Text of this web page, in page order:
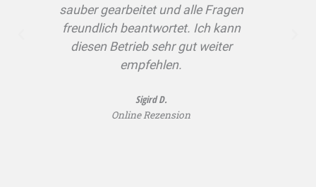
sauber gearbeitet und alle Fragen
freundlich beantwortet. Ich kann
diesen Betrieb sehr gut weiter
empfehlen.
Sigird D.
Online Rezension